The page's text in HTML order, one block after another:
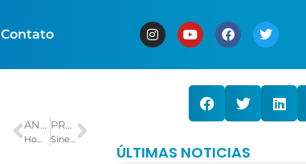
Contato
ANTERIOR
Homem preso em flagrante com 15 celulares roubados após evento na zona centro-sul
PRÓXIMO
Sine Manaus oferta 337 vagas de emprego nesta quarta–feira, 20/8
ÚLTIMAS NOTICIAS